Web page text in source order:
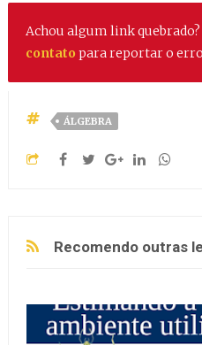
Achou algum link
contato para reportar o
ÁLGEBRA
Recomendo outras